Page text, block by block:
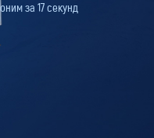
за 17секунд